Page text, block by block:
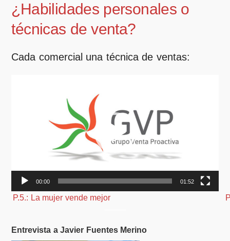
¿Habilidades personales o
técnicas de venta?
Cada comercial una técnica de ventas:
00:00 01:52
P.5.: La mujer vende mejor
Entrevista a Javier Fuentes Merino